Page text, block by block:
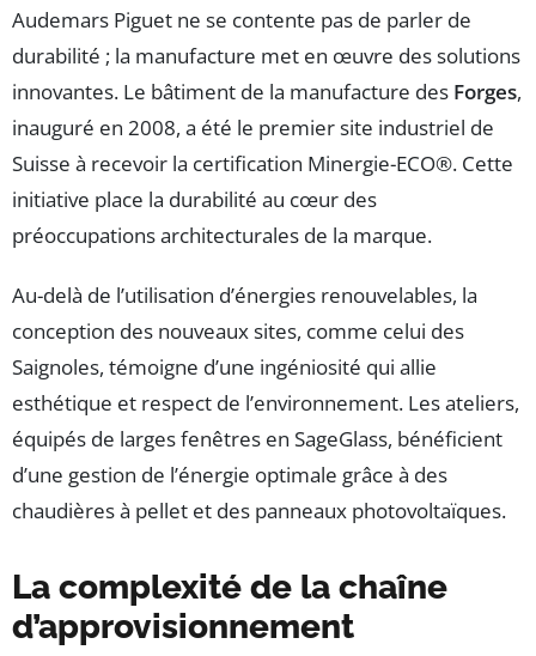
Audemars Piguet ne se contente pas de parler de
durabilité ; la manufacture met en œuvre des solutions
innovantes. Le bâtiment de la manufacture des Forges,
inauguré en 2008, a été le premier site industriel de
Suisse à recevoir la certification Minergie-ECO®. Cette
initiative place la durabilité au cœur des
préoccupations architecturales de la marque.
Au-delà de l’utilisation d’énergies renouvelables, la
conception des nouveaux sites, comme celui des
Saignoles, témoigne d’une ingéniosité qui allie
esthétique et respect de l’environnement. Les ateliers,
équipés de larges fenêtres en SageGlass, bénéficient
d’une gestion de l’énergie optimale grâce à des
chaudières à pellet et des panneaux photovoltaïques.
La complexité de la chaîne
d’approvisionnement